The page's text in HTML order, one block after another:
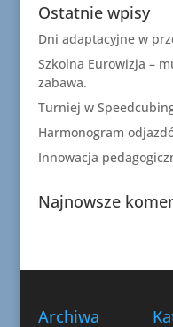
Ostatnie wpisy
Dni adaptacyjne w
Szkolna Eurowizja –
zabawa.
Turniej w
Harmonogram
Innowacja
Najnowsze
Archiwa